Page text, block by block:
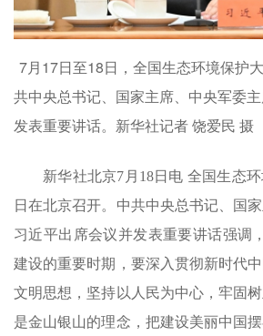
7月17日至18日，全国生态环境保护
共中央总书记、国家主席、中央军委
发表重要讲话。新华社记者 饶爱民 摄
新华社北京7月18日电 全国生态
日在北京召开。中共中央总书记、国
习近平出席会议并发表重要讲话强调
建设的重要时期，要深入贯彻新时代
文明思想，坚持以人民为中心，牢固
是金山银山的理念，把建设美丽中国